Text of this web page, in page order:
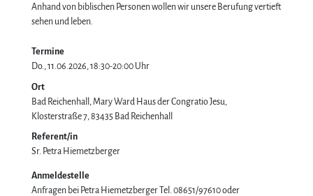
Anhand von biblischen Personen wollen wir unsere Berufung vertieft
sehen und leben.
Termine
Do., 11.06.2026, 18:30-20:00 Uhr
Ort
Bad Reichenhall, Mary Ward Haus der Congratio Jesu
Klosterstraße 7 83435 Bad Reichenhall
Referent/in
Sr. Petra Hiemetzberger
Anmeldestelle
Anfragen bei Petra Hiemetzberger Tel. 08651/97610 oder